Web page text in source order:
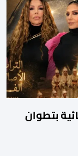
ممنهجة شنتها
لاستدراج
وذلك […]
نسائية بتطوان